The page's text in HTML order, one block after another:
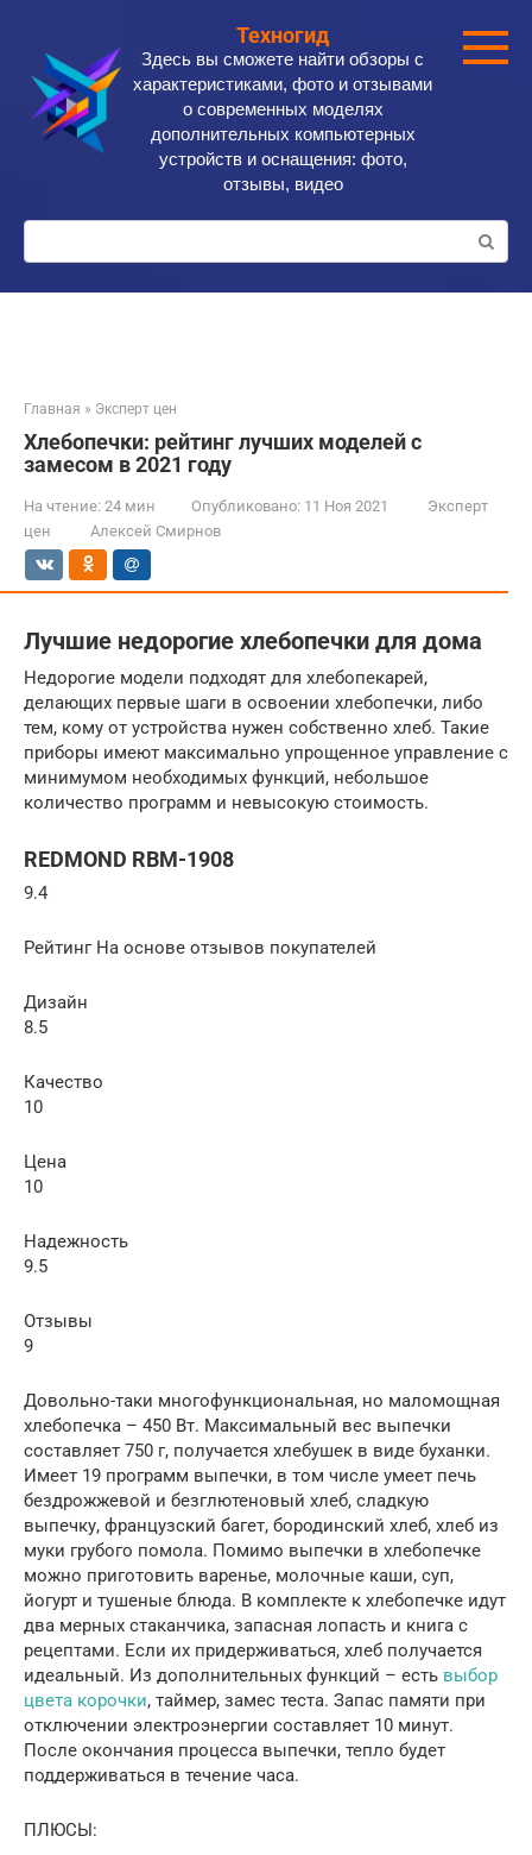
контенту
Техногид
Здесь вы сможете найти обзоры с
характеристиками, фото и отзывами
о современных моделях
дополнительных компьютерных
устройств и оснащения: фото,
отзывы, видео
Поиск:
Главная » Эксперт цен
Хлебопечки: рейтинг лучших моделей с
замесом в 2021 году
На чтение: 24 мин Опубликовано: 11 Ноя 2021
Эксперт
цен
Алексей Смирнов
Лучшие недорогие хлебопечки для дома
Недорогие модели подходят для хлебопекарей,
делающих первые шаги в освоении хлебопечки, либо
тем, кому от устройства нужен собственно хлеб. Такие
приборы имеют максимально упрощенное управление с
минимумом необходимых функций, небольшое
количество программ и невысокую стоимость.
REDMOND RBM-1908
9.4
Рейтинг На основе отзывов покупателей
Дизайн
8.5
Качество
10
Цена
10
Надежность
9.5
Отзывы
9
Довольно-таки многофункциональная, но маломощная
хлебопечка – 450 Вт. Максимальный вес выпечки
составляет 750 г, получается хлебушек в виде буханки.
Имеет 19 программ выпечки, в том числе умеет печь
бездрожжевой и безглютеновый хлеб, сладкую
выпечку, французский багет, бородинский хлеб, хлеб из
муки грубого помола. Помимо выпечки в хлебопечке
можно приготовить варенье, молочные каши, суп,
йогурт и тушеные блюда. В комплекте к хлебопечке идут
два мерных стаканчика, запасная лопасть и книга с
рецептами. Если их придерживаться, хлеб получается
идеальный. Из дополнительных функций – есть выбор
цвета корочки, таймер, замес теста. Запас памяти при
отключении электроэнергии составляет 10 минут.
После окончания процесса выпечки, тепло будет
поддерживаться в течение часа.
ПЛЮСЫ: